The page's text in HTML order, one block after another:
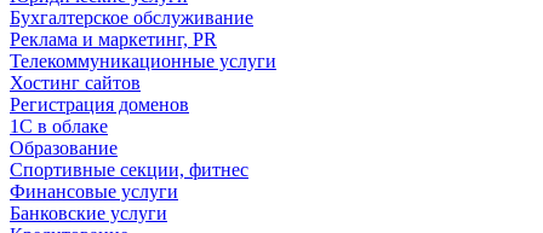
Бухгалтерское обслуживание
Реклама и маркетинг, PR
Телекоммуникационные услуги
Хостинг сайтов
Регистрация доменов
1С в облаке
Образование
Спортивные секции, фитнес
Финансовые услуги
Банковские услуги